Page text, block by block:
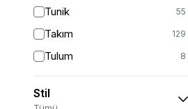
Tunik 55
Takım 129
Tulum 8
Pantolon 151
Etek 19
Stil